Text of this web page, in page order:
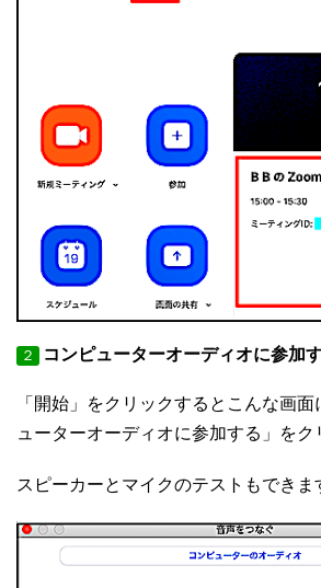
２ コンピューターオーディオに参加
「開始」をクリックするとこんな画
ューターオーディオに参加する」をク
スピーカーとマイクのテストもできま